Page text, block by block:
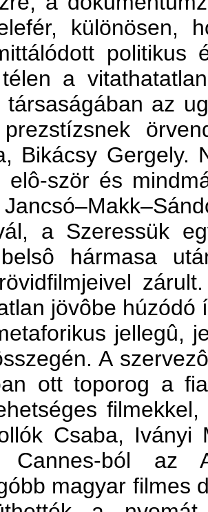
különösen,
politikus
a
társaságában az
Bikácsy
elô-ször és
a Szeressük
hármasa
jövôbe húzódó
jellegû,
A
ott toporog a
Csaba, Iványi
Cannes-ból az
magyar filmes